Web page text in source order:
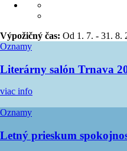
Výpožičný čas: Od 1. 7. - 31. 8.
Oznamy
Literárny salón Trnava
viac info
Oznamy
Letný prieskum